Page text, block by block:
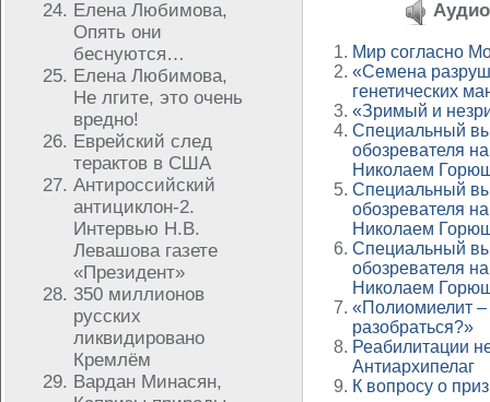
Елена Любимова,
Опять они
беснуются…
Елена Любимова,
Не лгите, это очень
вредно!
Еврейский след
терактов в США
Антироссийский
антициклон-2.
Интервью Н.В.
Левашова газете
«Президент»
350 миллионов
русских
ликвидировано
Кремлём
Вардан Минасян,
Мир согласно
«Семена
генетических
«Зримый и
Специальный
обозревателя
Николаем
Специальный
обозревателя
Николаем
Специальный
обозревателя
Николаем
«Полиомиелит –
разобраться?»
Реабилитации
Антиархипелаг
К вопросу о